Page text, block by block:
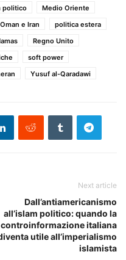
politico
Medio Oriente
Oman e Iran
politica estera
Regno Unito
soft power
Yusuf al-Qaradawi
Next article
Dall’antiamericanismo
all’islam politico: quando la
controinformazione italiana
utile all’imperialismo
islamista